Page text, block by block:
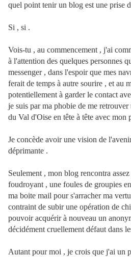
quel point tenir un blog est une prise
Si , si .
Vois-tu , au commencement , j'ai
à l'attention des quelques personnes
messenger , dans l'espoir que mes
ferait de temps à autre sourire , et au
potentiellement à garder le contact
je suis par ma phobie de me
du Val d'Oise en tête à tête avec mon
Je concède avoir une vision de
déprimante .
Seulement , mon blog rencontra
foudroyant , une foules de groupies
ma boite mail pour s'arracher ma
contraint de subir une opération de
pouvoir acquérir à nouveau un
décidément cruellement défaut dans
Autant pour moi , je crois que j'ai un